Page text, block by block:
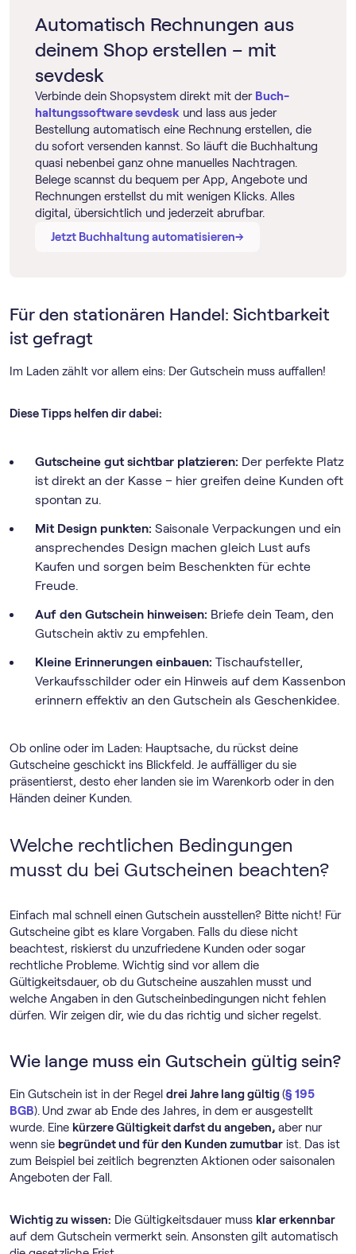
Automatisch Rechnungen aus
deinem Shop erstellen – mit
sevdesk
Verbinde dein Shopsystem direkt mit der Buch­
haltungs­software sevdesk und lass aus jeder
Bestellung automatisch eine Rechnung erstellen, die
du sofort versenden kannst. So läuft die Buchhaltung
quasi nebenbei ganz ohne manuelles Nachtragen.
Belege scannst du bequem per App, Angebote und
Rechnungen erstellst du mit wenigen Klicks. Alles
digital, übersichtlich und jederzeit abrufbar.
Jetzt Buchhaltung automatisieren→
→
Für den stationären Handel: Sichtbarkeit
ist gefragt
Im Laden zählt vor allem eins: Der Gutschein muss auffallen!
Diese Tipps helfen dir dabei:
Gutscheine gut sichtbar platzieren: Der perfekte Platz
ist direkt an der Kasse – hier greifen deine Kunden oft
spontan zu.
Mit Design punkten: Saisonale Verpackungen und ein
ansprechendes Design machen gleich Lust aufs
Kaufen und sorgen beim Beschenkten für echte
Freude.
Auf den Gutschein hinweisen: Briefe dein Team, den
Gutschein aktiv zu empfehlen.
Kleine Erinnerungen einbauen: Tischaufsteller,
Verkaufsschilder oder ein Hinweis auf dem Kassenbon
erinnern effektiv an den Gutschein als Geschenkidee.
Ob online oder im Laden: Hauptsache, du rückst deine
Gutscheine geschickt ins Blickfeld. Je auffälliger du sie
präsentierst, desto eher landen sie im Warenkorb oder in den
Händen deiner Kunden.
Welche rechtlichen Bedingungen
musst du bei Gutscheinen beachten?
Einfach mal schnell einen Gutschein ausstellen? Bitte nicht! Für
Gutscheine gibt es klare Vorgaben. Falls du diese nicht
beachtest, riskierst du unzufriedene Kunden oder sogar
rechtliche Probleme. Wichtig sind vor allem die
Gültigkeitsdauer, ob du Gutscheine auszahlen musst und
welche Angaben in den Gutscheinbedingungen nicht fehlen
dürfen. Wir zeigen dir, wie du das richtig und sicher regelst.
Wie lange muss ein Gutschein gültig sein?
Ein Gutschein ist in der Regel drei Jahre lang gültig(§ 195
BGB). Und zwar ab Ende des Jahres, in dem er ausgestellt
wurde. Eine kürzere Gültigkeit darfst du angeben, aber nur
wenn sie begründet und für den Kunden zumutbar ist. Das ist
zum Beispiel bei zeitlich begrenzten Aktionen oder saisonalen
Angeboten der Fall.
Wichtig zu wissen: Die Gültigkeitsdauer muss klar erkennbar
auf dem Gutschein vermerkt sein. Ansonsten gilt automatisch